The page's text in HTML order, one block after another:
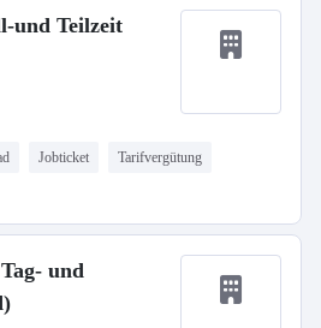
und Teilzeit
Jobticket Tarifvergütung
und